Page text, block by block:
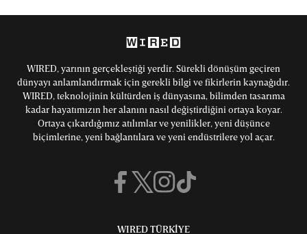
WIRED, yarının gerçekleştiği yerdir. Sürekli dönüşüm geçiren
dünyayı anlamlandırmak için gerekli bilgi ve fikirlerin kaynağıdır.
WIRED, teknolojinin kültürden iş dünyasına, bilimden tasarıma
kadar hayatımızın her alanını nasıl değiştirdiğini ortaya koyar.
Ortaya çıkardığımız atılımlar ve yenilikler, yeni düşünce
biçimlerine, yeni bağlantılara ve yeni endüstrilere yol açar.
WIRED TÜRKİYE